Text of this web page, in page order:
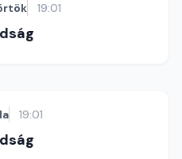
19:01
19:01